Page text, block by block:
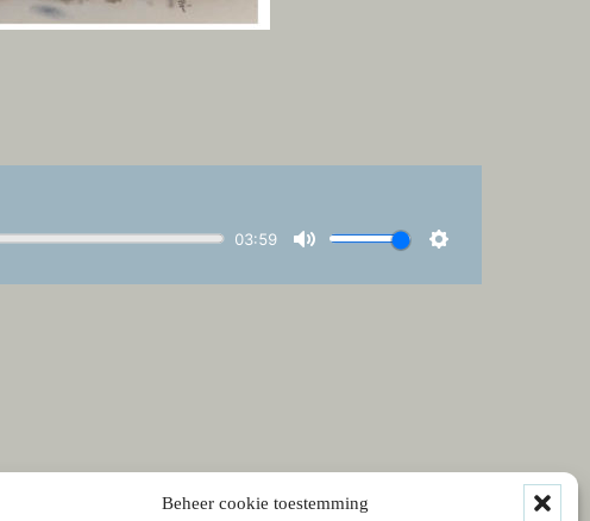
Beheer cookie toestemming